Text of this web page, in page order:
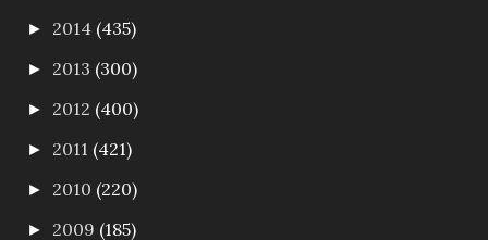
► 2014 (435)
► 2013 (300)
► 2012 (400)
► 2011 (421)
► 2010 (220)
► 2009 (185)